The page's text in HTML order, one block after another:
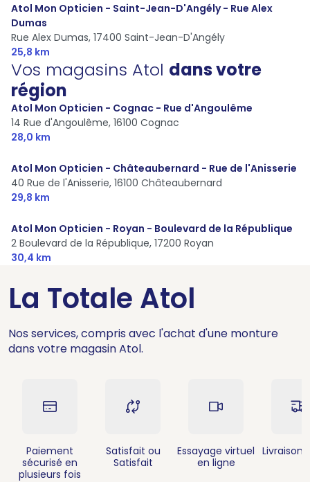
Atol Mon Opticien - Saint-Jean-D'Angély - Rue Alex
Dumas
Rue Alex Dumas, 17400 Saint-Jean-D'Angély
25,8 km
Vos magasins Atol dans votre
région
Atol Mon Opticien - Cognac - Rue d'Angoulême
14 Rue d'Angoulême, 16100 Cognac
28,0 km
Atol Mon Opticien - Châteaubernard - Rue de l'Anisserie
40 Rue de l'Anisserie, 16100 Châteaubernard
29,8 km
Atol Mon Opticien - Royan - Boulevard de la République
2 Boulevard de la République, 17200 Royan
30,4 km
La Totale Atol
Nos services, compris avec l'achat d'une monture
dans votre magasin Atol.
Paiement
sécurisé en
plusieurs fois
Satisfait ou
Satisfait
Essayage virtuel
en ligne
Livraison